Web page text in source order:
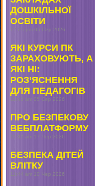
ДОШКІЛЬНОЇ
ОСВІТИ
12:25 pm 05 Сер 2026
ЯКІ КУРСИ ПК
ЗАРАХОВУЮТЬ, А
ЯКІ НІ:
РОЗ’ЯСНЕННЯ
ДЛЯ ПЕДАГОГІВ
11:43 am 05 Сер 2026
ПРО БЕЗПЕКОВУ
ВЕБПЛАТФОРМУ
11:32 am 17 Чер 2026
БЕЗПЕКА ДІТЕЙ
ВЛІТКУ
11:44 am 10 Чер 2026